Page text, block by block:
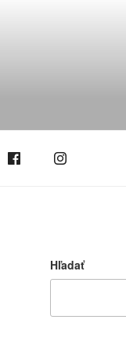
Hľadať